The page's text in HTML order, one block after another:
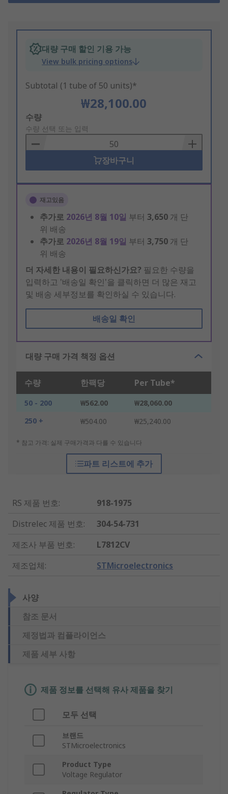
대량 구매 할인 기용 가능
View bulk pricing options
Subtotal (1 tube of 50 units)*
₩28,100.00
Add
to
Basket
수량
수량 선택 또는 입력
장바구니
재고있음
추가로 2026년 8월 10일 부터 3,650 개 단
위 배송
추가로 2026년 8월 19일 부터 3,750 개 단
위 배송
더 자세한 내용이 필요하신가요? 필요한 수량을
입력하고 '배송일 확인'을 클릭하면 더 많은 재고
및 배송 세부정보를 확인하실 수 있습니다.
배송일 확인
대량 구매 가격 책정 옵션
수량 한팩당 Per Tube*
50 - 200 ₩562.00
₩28,060.00
250 +
₩504.00 ₩25,240.00
* 참고 가격: 실제 구매가격과 다를 수 있습니다
파트 리스트에 추가
RS 제품 번호:
918-1975
Distrelec 제품 번호:
304-54-731
제조사 부품 번호:
L7812CV
제조업체: STMicroelectronics
사양
참조 문서
제정법과 컴플라이언스
제품 세부 사항
제품 정보를 선택해 유사 제품을 찾기
모두 선택
브랜드
STMicroelectronics
Product Type
Voltage Regulator